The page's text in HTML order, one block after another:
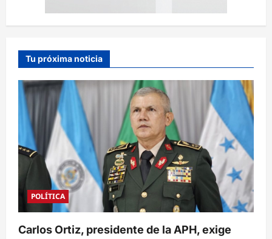
Tu próxima noticia
POLÍTICA
Carlos Ortiz, presidente de la APH, exige